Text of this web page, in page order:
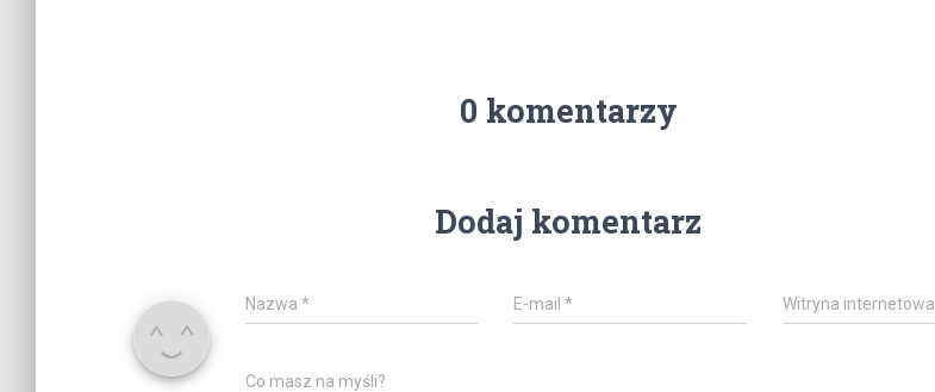
0 komentarzy
Dodaj komentarz
Nazwa * E-mail* Witryna internetowa
Co masz na myśli?